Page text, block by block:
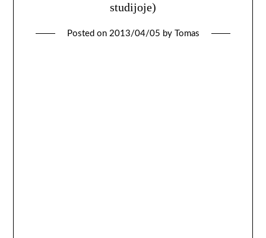
studijoje)
Posted on 2013/04/05 by Tomas